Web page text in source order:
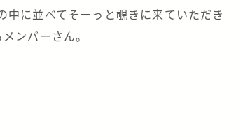
中に並べてそーっと覗きに来ていただき
ンバーさん。